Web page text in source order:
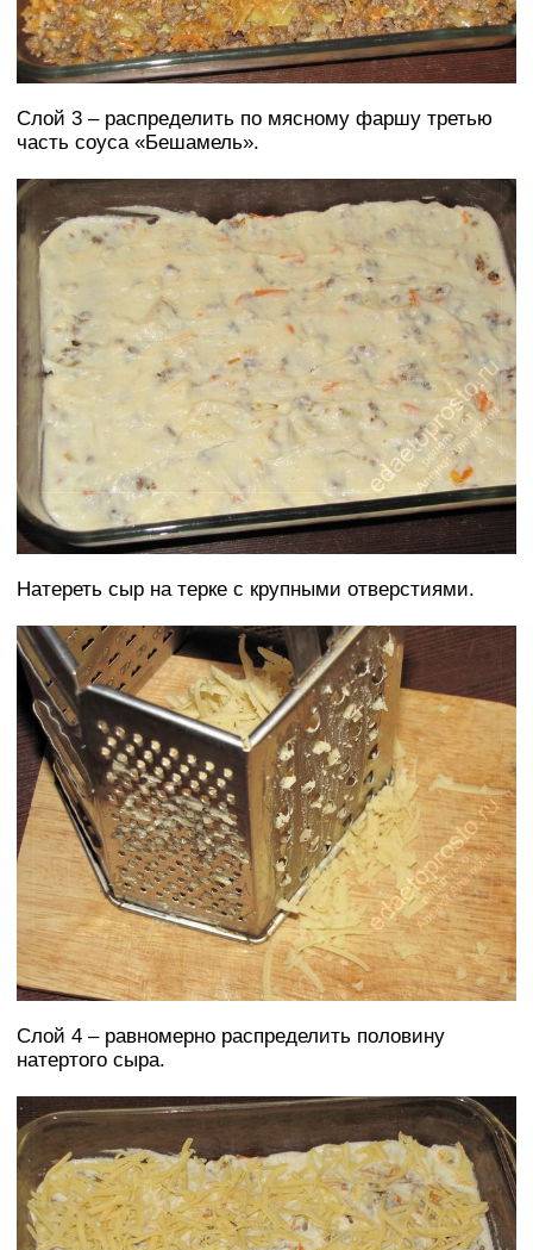
Слой 3 – распределить по мясному фаршу третью
часть соуса «Бешамель».
Натереть сыр на терке с крупными отверстиями.
Слой 4 – равномерно распределить половину
натертого сыра.